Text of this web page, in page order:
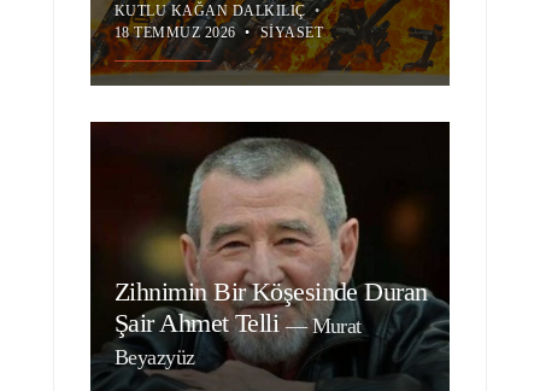
KUTLU KAĞAN DALKILIÇ •
18 TEMMUZ 2026 • SIYASET
Zihnimin Bir Köşesinde Duran
Şair Ahmet Telli—Murat
Beyazyüz